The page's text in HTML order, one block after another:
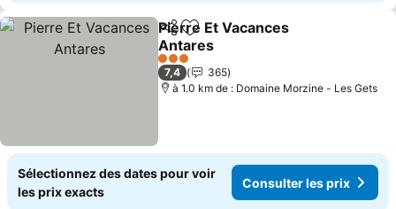
PartagerAjouter à mes favoris
Pierre Et Vacances
Antares
3 Étoiles
7,4
365
à 1.0 km de : Domaine Morzine - Les Gets
Sélectionnez des dates pour voir
les prix exacts
Consulter les prix